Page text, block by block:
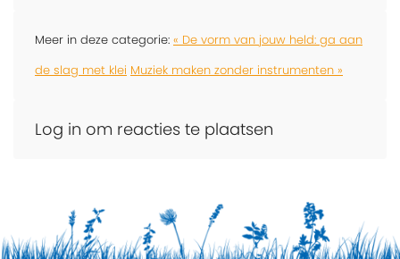
Meer in deze categorie: « De vorm van jouw held: ga aan
de slag met klei Muziek maken zonder instrumenten »
Log in om reacties te plaatsen